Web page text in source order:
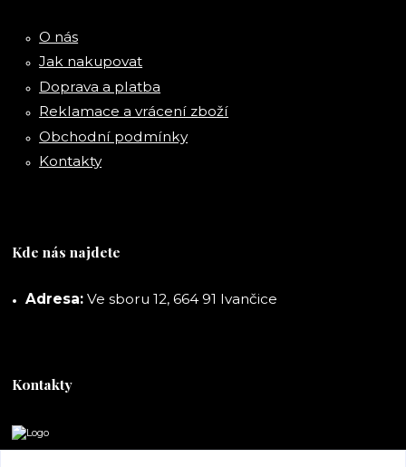
O nás
Jak nakupovat
Doprava a platba
Reklamace a vrácení zboží
Obchodní podmínky
Kontakty
Kde nás najdete
Adresa: Ve sboru 12, 664 91 Ivančice
Kontakty